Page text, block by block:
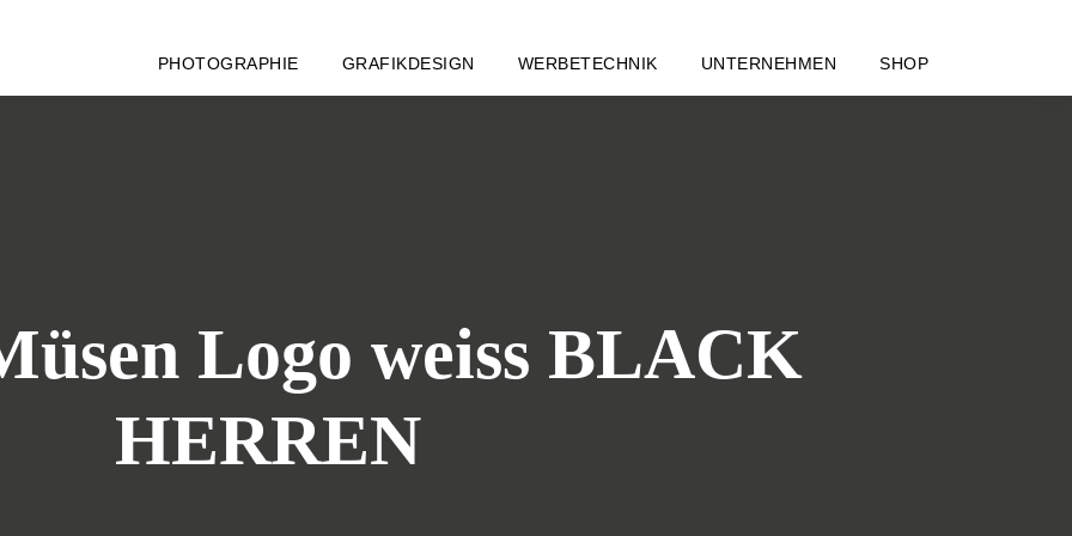
PHOTOGRAPHIE GRAFIKDESIGN WERBETECHNIK UNTERNEHMEN SHOP
Logo weiss BLACK
HERREN